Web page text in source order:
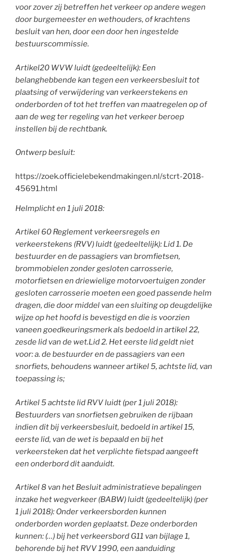
voor zover zij betreffen het verkeer op andere wegen
door burgemeester en wethouders, of krachtens
besluit van hen, door een door hen ingestelde
bestuurscommissie.
Artikel20 WVW luidt (gedeeltelijk): Een
belanghebbende kan tegen een verkeersbesluit tot
plaatsing of verwijdering van verkeerstekens en
onderborden of tot het treffen van maatregelen op of
aan de weg ter regeling van het verkeer beroep
instellen bij de rechtbank.
Ontwerp besluit:
https://zoek.officielebekendmakingen.nl/stcrt-2018-
45691.html
Helmplicht en 1 juli 2018:
Artikel 60 Reglement verkeersregels en
verkeerstekens (RVV) luidt (gedeeltelijk): Lid 1. De
bestuurder en de passagiers van bromfietsen,
brommobielen zonder gesloten carrosserie,
motorfietsen en driewielige motorvoertuigen zonder
gesloten carrosserie moeten een goed passende helm
dragen, die door middel van een sluiting op deugdelijke
wijze op het hoofd is bevestigd en die is voorzien
vaneen goedkeuringsmerk als bedoeld in artikel 22,
zesde lid van de wet.Lid 2. Het eerste lid geldt niet
voor: a. de bestuurder en de passagiers van een
snorfiets, behoudens wanneer artikel 5, achtste lid, van
toepassing is;
Artikel 5 achtste lid RVV luidt (per 1 juli 2018):
Bestuurders van snorfietsen gebruiken de rijbaan
indien dit bij verkeersbesluit, bedoeld in artikel 15,
eerste lid, van de wet is bepaald en bij het
verkeersteken dat het verplichte fietspad aangeeft
een onderbord dit aanduidt.
Artikel 8 van het Besluit administratieve bepalingen
inzake het wegverkeer (BABW) luidt (gedeeltelijk) (per
1 juli 2018): Onder verkeersborden kunnen
onderborden worden geplaatst. Deze onderborden
kunnen: (…) bij het verkeersbord G11 van bijlage 1,
behorende bij het RVV 1990, een aanduiding